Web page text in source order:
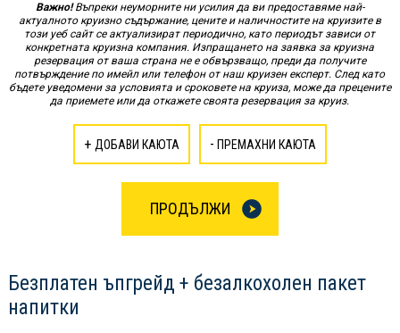
Важно!Въпреки неуморните ни усилия да ви предоставяме най-
актуалното круизно съдържание, цените и наличностите на круизите в
този уеб сайт се актуализират периодично, като периодът зависи от
конкретната круизна компания. Изпращането на заявка за круизна
резервация от ваша страна не е обвързващо, преди да получите
потвърждение по имейл или телефон от наш круизен експерт. След като
бъдете уведомени за условията и сроковете на круиза, може да прецените
да приемете или да откажете своята резервация за круиз.
+ ДОБАВИ КАЮТА - ПРЕМАХНИ КАЮТА
ПРОДЪЛЖИ
Безплатен ъпгрейд + безалкохолен пакет
напитки